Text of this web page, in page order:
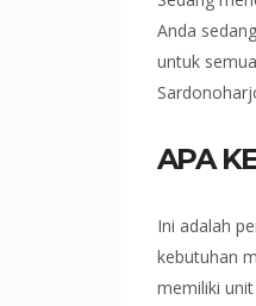
Anda
untuk
APA
Ini adalah
kebutuhan
memiliki